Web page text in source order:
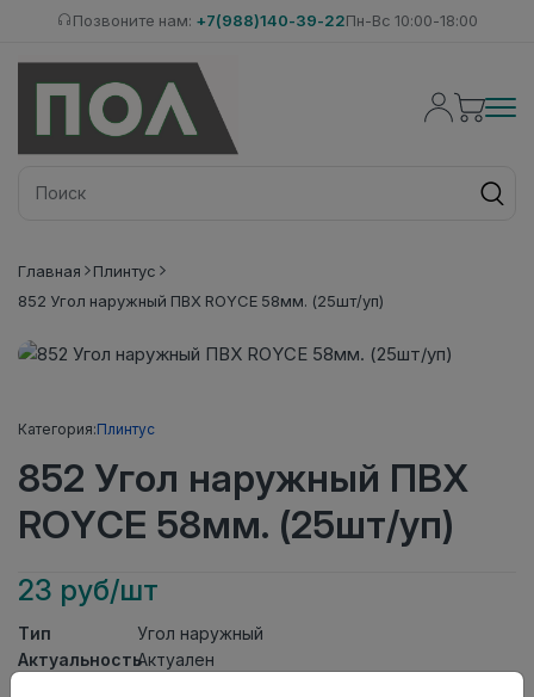
Позвоните нам: +7(988)140-39-22Пн-Вс 10:00-18:00
Главная
Плинтус
852 Угол наружный ПВХ ROYCE 58мм. (25шт/уп)
Категория:Плинтус
852 Угол наружный ПВХ
ROYCE 58мм. (25шт/уп)
23 руб/шт
Тип
Угол наружный
АктуальностьАктуален